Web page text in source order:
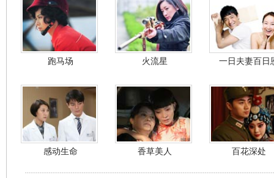
跑马场 火流星 一日夫妻百日
感动生命 香草美人 百花深处